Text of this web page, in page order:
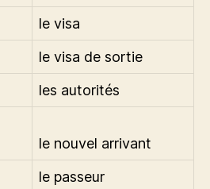
le visa
le visa de sortie
les autorités
le nouvel arrivant
le passeur